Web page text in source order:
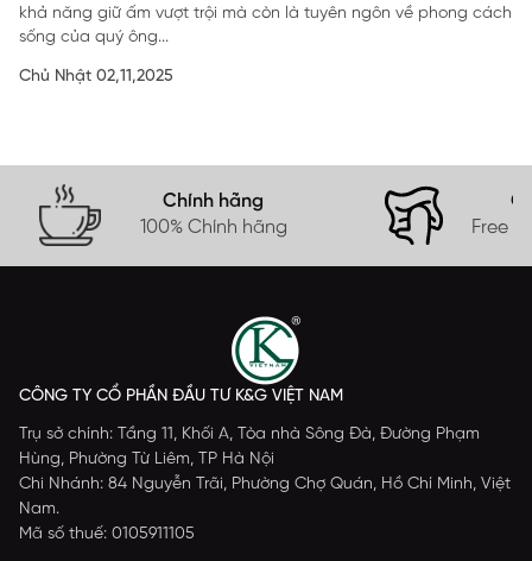
khả năng giữ ấm vượt trội mà còn là tuyên ngôn về phong cách
sống của quý ông...
Chủ Nhật 02,11,2025
Chính hãng
100% Chính hãng
Free
CÔNG TY CỔ PHẦN ĐẦU TƯ K&G VIỆT NAM
Trụ sở chính: Tầng 11, Khối A, Tòa nhà Sông Đà, Đường Phạm
Hùng, Phường Từ Liêm, TP Hà Nội
Chi Nhánh: 84 Nguyễn Trãi, Phường Chợ Quán, Hồ Chí Minh, Việt
Nam.
Mã số thuế: 0105911105